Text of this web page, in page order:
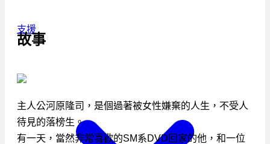
支援
故事
主人公河原隆司，是個過著被女性嫌棄的人生，不受人
待見的落榜生。
有一天，當然非常喜歡的SM系DVD回家的他，和一位